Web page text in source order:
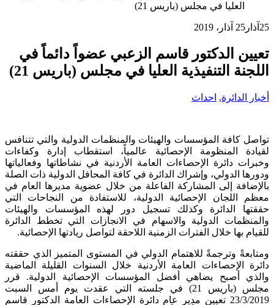
العليا في مجلس (باريس 21)
25 آذار 25 آذار، 2019
تعيين الدكتور قاسم الزعبي عضواً دائماً في
اللجنة التنفيذية العليا في مجلس (باريس 21)
أخبار الدائرة, احداث
تواصل كافة المؤسسات والهيئات والمنظمات الدولية والتي تتنافس
لقيادة المنظومة الإحصائية عالمياً، استقطاب إدارة وكفاءات
وخبرات دائرة الإحصاءات العامة الأردنية في نشاطاتها وفعالياتها
ودورها الدولي، وإشراك الدائرة في كافة المحافل الدولية ذات الصلة
بالإضافة إلى المشاركة الفاعلة من خلال عضوية مديرها العام في
معظم اللجان الإحصائية الدولية، للاستفادة من النجاحات التي
حققتها الدائرة وكذلك تسجيل دور لهذه المؤسسات والهيئات
والمنظمات الدولية والاسهام في الانجازات التي تخطط الدائرة
للقيام بها خلال الفترات الزمنية اللاحقة لتواصل ريادتها الإحصائية.
ومتابعةً وترجمةً للاهتمام الدولي في المستوى المتميز الذي حققته
دائرة الإحصاءات العامة الأردنية خلال السنوات القليلة الماضية
والذي أصبح يضاهي أفضل المؤسسات الإحصائية الدولية. قرر
مجلس (باريس 21) في جلسته التي عقدت يوم أمس السبت
23/3/2019 تعيين مدير عام دائرة الإحصاءات العامة الدكتور قاسم